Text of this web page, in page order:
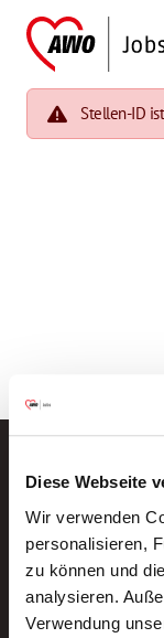
Diese Webseite
Wir verwenden
personalisieren,
zu können und
analysieren.
Verwendung
Stellen-ID
Ein